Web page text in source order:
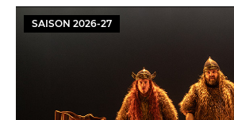
SAISON 2026-27